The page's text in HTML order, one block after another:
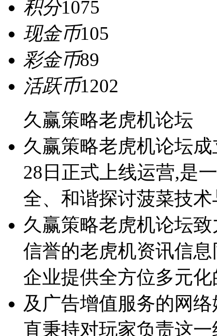
积分1075
现金币105
彩金币89
活跃币1202
久赢策略老虎机论坛
久赢策略老虎机论坛成
28日正式上线运营,是
全、和谐探讨菠菜技
久赢策略老虎机论坛
信誉的老虎机资讯信
企业提供全方位多元
及广告增值服务的网
直秉持对玩家负责这